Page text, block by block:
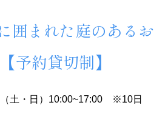
囲まれた庭のあるお
予約貸切制】
（土・日）10:00~17:00 ※10日